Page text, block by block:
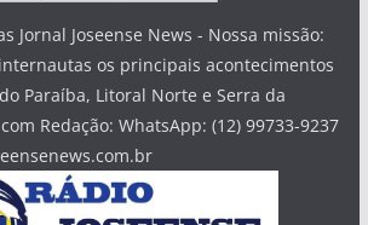
Jornal Joseense News - Nossa missão:
os principais acontecimentos
Paraíba, Litoral Norte e Serra da
Redação: WhatsApp: (12) 99733-9237